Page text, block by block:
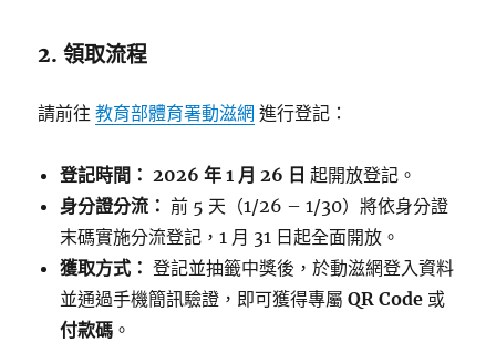
2. 領取流程
請前往教育部體育署動滋網 進行登記：
登記時間： 2026 年 1 月 26 日 起開放登記。
身分證分流： 前 5 天（1/26 – 1/30）將依身分證
末碼實施分流登記，1 月 31 日起全面開放。
獲取方式： 登記並抽籤中獎後，於動滋網登入資料
並通過手機簡訊驗證，即可獲得專屬QR Code 或
付款碼 。